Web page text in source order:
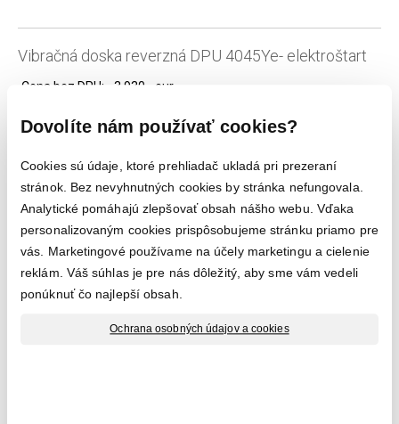
Vibračná doska reverzná DPU 4045Ye- elektroštart
Cena bez DPH:
3.930,- eur
Hmotnosť
376 kg
Hutniaca sila
40kN
Pracovná šírka
600mm
Motor
Yanmar diesel
Technický stav
vynikajúci stav, plne funkčný, pravidelný servis
do 28.02.2018
Dovolíte nám používať cookies?
Cookies sú údaje, ktoré prehliadač ukladá pri prezeraní
stránok. Bez nevyhnutných cookies by stránka nefungovala.
Analytické pomáhajú zlepšovať obsah nášho webu. Vďaka
personalizovaným cookies prispôsobujeme stránku priamo pre
vás. Marketingové používame na účely marketingu a cielenie
reklám. Váš súhlas je pre nás dôležitý, aby sme vám vedeli
ponúknuť čo najlepší obsah.
Ochrana osobných údajov a cookies